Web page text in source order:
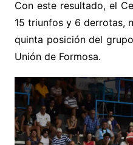
Con este resultado, el
15 triunfos y 6 derrotas,
quinta posición del
Unión de Formosa.